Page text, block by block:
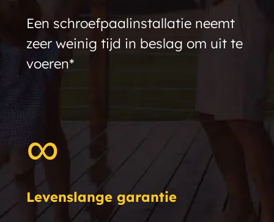
DUT GoliathTech North Bay
Een schroefpaalinstallatie neemt
zeer weinig tijd in beslag om uit te
voeren*
∞
Levenslange garantie